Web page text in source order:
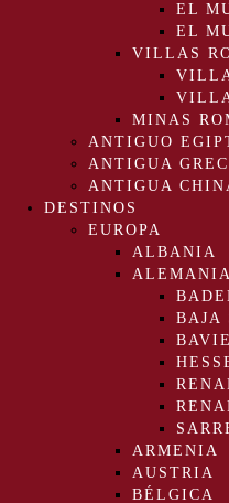
EL
EL
VILLAS
MINAS
ANTIGUO
ANTIGUA
ANTIGUA
DESTINOS
EUROPA
ALBANIA
ALEMANIA
BAJA
ARMENIA
AUSTRIA
BÉLGICA